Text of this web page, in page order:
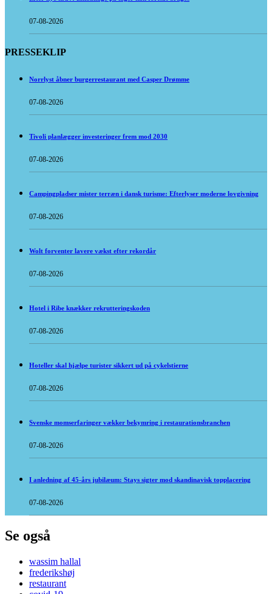
07-08-2026
PRESSEKLIP
Norrlyst åbner burgerrestaurant med Casper Drømme
07-08-2026
Tivoli planlægger investeringer frem mod 2030
07-08-2026
Campingpladser mister terræn i dansk turisme: Efterlyser moderne lovgivning
07-08-2026
Wolt forventer lavere vækst efter rekordår
07-08-2026
Hotel i Ribe knækker rekrutteringskoden
07-08-2026
Hoteller skal hjælpe turister sikkert ud på cykelstierne
07-08-2026
Svenske momserfaringer vækker bekymring i restaurationsbranchen
07-08-2026
I anledning af 45-års jubilæum: Stays sigter mod skandinavisk topplacering
07-08-2026
Se også
wassim hallal
frederikshøj
restaurant